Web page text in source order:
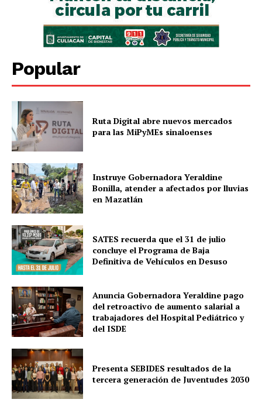
Popular
Ruta Digital abre nuevos mercados
para las MiPyMEs sinaloenses
Instruye Gobernadora Yeraldine
Bonilla, atender a afectados por lluvias
en Mazatlán
SATES recuerda que el 31 de julio
concluye el Programa de Baja
Definitiva de Vehículos en Desuso
Anuncia Gobernadora Yeraldine pago
del retroactivo de aumento salarial a
trabajadores del Hospital Pediátrico y
del ISDE
Presenta SEBIDES resultados de la
tercera generación de Juventudes 2030